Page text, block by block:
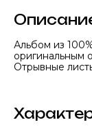
Альбом из
оригинальным
Отрывные